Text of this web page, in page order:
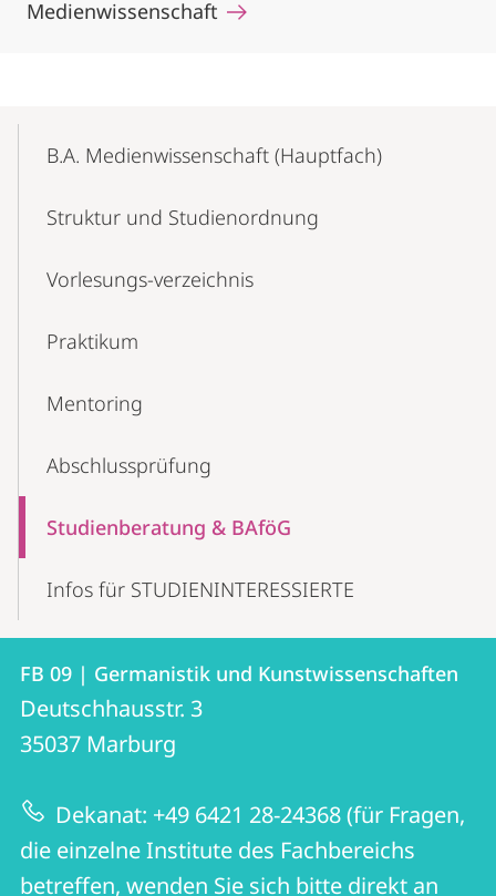
Medienwissenschaft
NavigationB.A. Medienwissenschaft (Hauptfach)
Struktur und Studienordnung
Vorlesungs-verzeichnis
Praktikum
Mentoring
Abschluss­prüfung
Studienberatung & BAföG
Infos für STUDIENINTERESSIERTE
Kontakt
und
Informationen
zur
Website
Kontaktinformationen
FB
09
|
Germanistik
und
Kunstwissenschaften
FB 09 | Germanistik und Kunstwissenschaften
Deutschhausstr. 3
35037 Marburg
Dekanat: +49 6421 28-24368 (für Fragen,
die einzelne Institute des Fachbereichs
betreffen, wenden Sie sich bitte direkt an